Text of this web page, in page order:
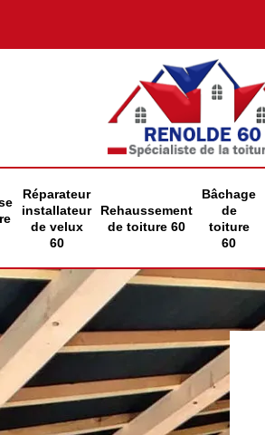
Réparateur
installateur
de velux
60
Rehaussement
de toiture 60
Bâchage
de
toiture
60